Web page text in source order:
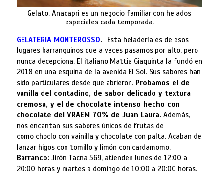
Gelato. Anacapri es un negocio familiar con helados
especiales cada temporada.
GELATERIA MONTEROSSO. Esta heladería es de esos
lugares barranquinos que a veces pasamos por alto, pero
nunca decepciona. El italiano Mattia Giaquinta la fundó en
2018 en una esquina de la avenida El Sol. Sus sabores han
sido particulares desde que abrieron. Probamos el de
vanilla del contadino, de sabor delicado y textura
cremosa, y el de chocolate intenso hecho con
chocolate del VRAEM 70% de Juan Laura. Además,
nos encantan sus sabores únicos de frutas de
como choclo con vainilla y chocolate con palta. Acaban de
lanzar higos con tomillo y limón con cardamomo.
Barranco: Jirón Tacna 569, atienden lunes de 12:00 a
20:00 horas y martes a domingo de 10:00 a 20:00 horas.